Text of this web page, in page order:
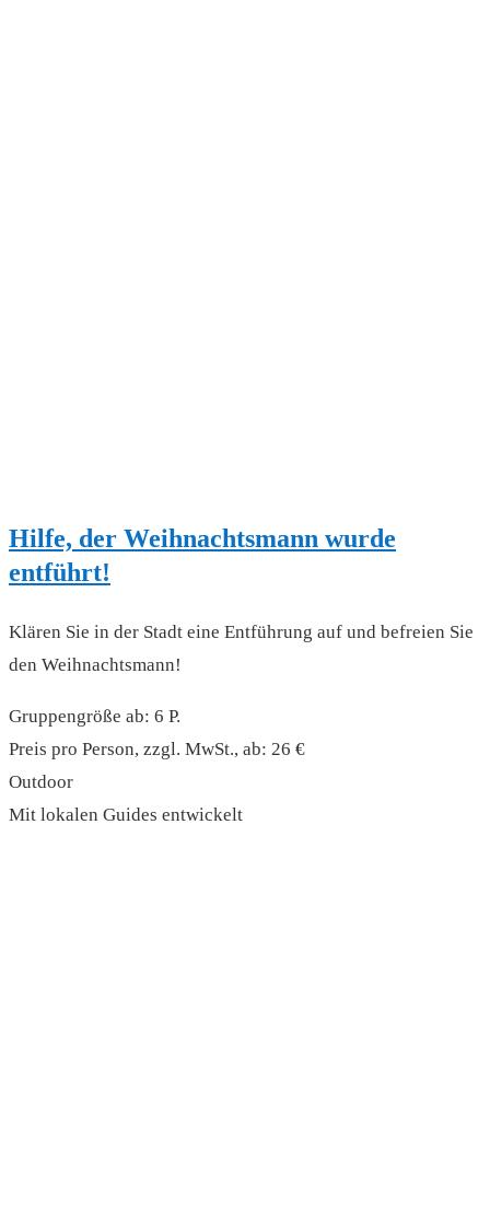
Hilfe, der Weihnachtsmann wurde
entführt!
Klären Sie in der Stadt eine Entführung auf und befreien Sie
den Weihnachtsmann!
Gruppengröße ab: 6 P.
Preis pro Person, zzgl. MwSt., ab: 26 €
Outdoor
Mit lokalen Guides entwickelt